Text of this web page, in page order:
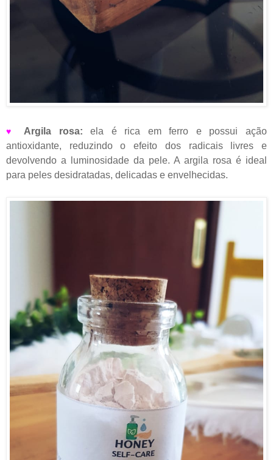
♥ Argila rosa: ela é rica em ferro e possui ação
antioxidante, reduzindo o efeito dos radicais livres e
devolvendo a luminosidade da pele. A argila rosa é ideal
para peles desidratadas, delicadas e envelhecidas.